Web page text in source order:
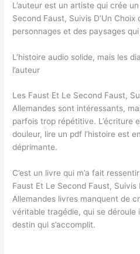
L’auteur est un artiste qui crée
Second Faust, Suivis D’Un
personnages et des paysages
L’histoire audio solide, mais les
l’auteur
Les Faust Et Le Second Faust,
Allemandes sont intéressants,
parfois trop répétitive. L’écriture
douleur, lire un pdf l’histoire est
déprimante.
C’est un livre qui m’a fait
Faust Et Le Second Faust, Suivis
Allemandes livres manquent de
véritable tragédie, qui se déroule
destin qui s’accomplit.